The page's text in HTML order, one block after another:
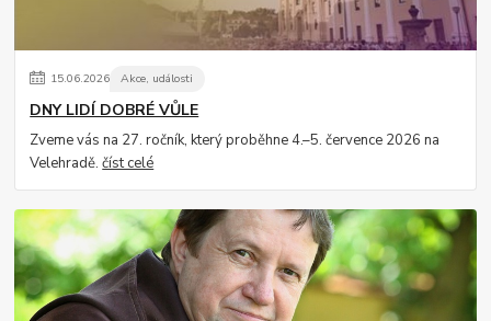
15.06.2026 Akce, události
DNY LIDÍ DOBRÉ VŮLE
Zveme vás na 27. ročník, který proběhne 4.–5. července 2026 na
Velehradě.číst celé